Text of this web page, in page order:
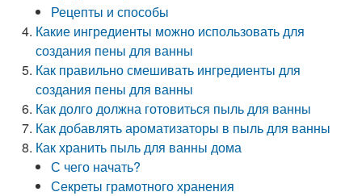
Рецепты и способы
Какие ингредиенты можно использовать для
создания пены для ванны
Как правильно смешивать ингредиенты для
создания пены для ванны
Как долго должна готовиться пыль для ванны
Как добавлять ароматизаторы в пыль для ванны
Как хранить пыль для ванны дома
С чего начать?
Секреты грамотного хранения